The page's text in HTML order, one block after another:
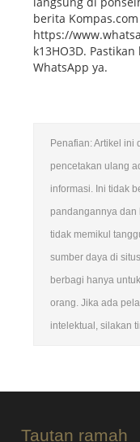
berita
https://
k13HO3D.
WhatsApp ya.
Penafian: Artikel ini
pencetakan ulang
informasi. Ini tidak
pandangannya dan
tidak memikul
sumber daya di
berbagi hanya
orang. Jika ada
intelektual, silakan
Tautan ramah